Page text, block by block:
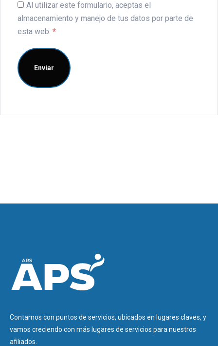
Al utilizar este formulario, aceptas el
almacenamiento y manejo de tus datos por parte de
esta web. *
Contamos con puntos de servicios, ubicados en lugares claves, y
vamos creciendo con más lugares de servicios para nuestros
afiliados.